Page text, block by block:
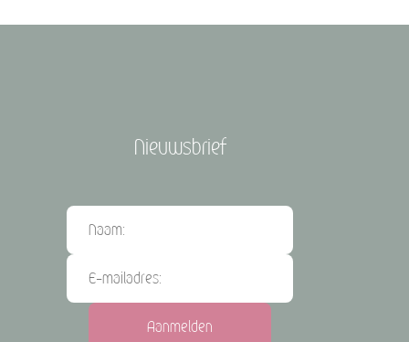
Nieuwsbrief
Aanmelden